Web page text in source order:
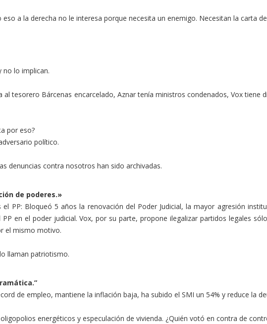
a la derecha no le interesa porque necesita un enemigo. Necesitan la carta de
no lo implican.
tesorero Bárcenas encarcelado, Aznar tenía ministros condenados, Vox tiene
por eso?
político.
denuncias contra nosotros han sido archivadas.
de poderes.»
PP: Bloqueó 5 años la renovación del Poder Judicial, la mayor agresión
en el poder judicial. Vox, por su parte, propone ilegalizar partidos legales
el mismo motivo.
llaman patriotismo.
de empleo, mantiene la inflación baja, ha subido el SMI un 54% y reduce la
energéticos y especulación de vivienda. ¿Quién votó en contra de